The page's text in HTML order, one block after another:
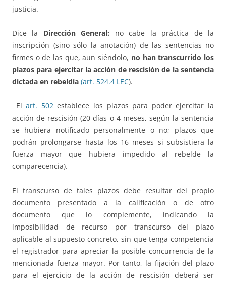
justicia.
Dice la Dirección General: no cabe la práctica de la
inscripción (sino sólo la anotación) de las sentencias no
firmes o de las que, aun siéndolo, no han transcurrido los
plazos para ejercitar la acción de rescisión de la sentencia
dictada en rebeldía (art. 524.4 LEC).
Elart. 502establece los plazos para poder ejercitar la
acción de rescisión (20 días o 4 meses, según la sentencia
se hubiera notificado personalmente o no; plazos que
podrán prolongarse hasta los 16 meses si subsistiera la
fuerza mayor que hubiera impedido al rebelde la
comparecencia).
El transcurso de tales plazos debe resultar del propio
documento presentado a la calificación o de otro
documento que lo complemente, indicando la
imposibilidad de recurso por transcurso del plazo
aplicable al supuesto concreto, sin que tenga competencia
el registrador para apreciar la posible concurrencia de la
mencionada fuerza mayor. Por tanto, la fijación del plazo
para el ejercicio de la acción de rescisión deberá ser